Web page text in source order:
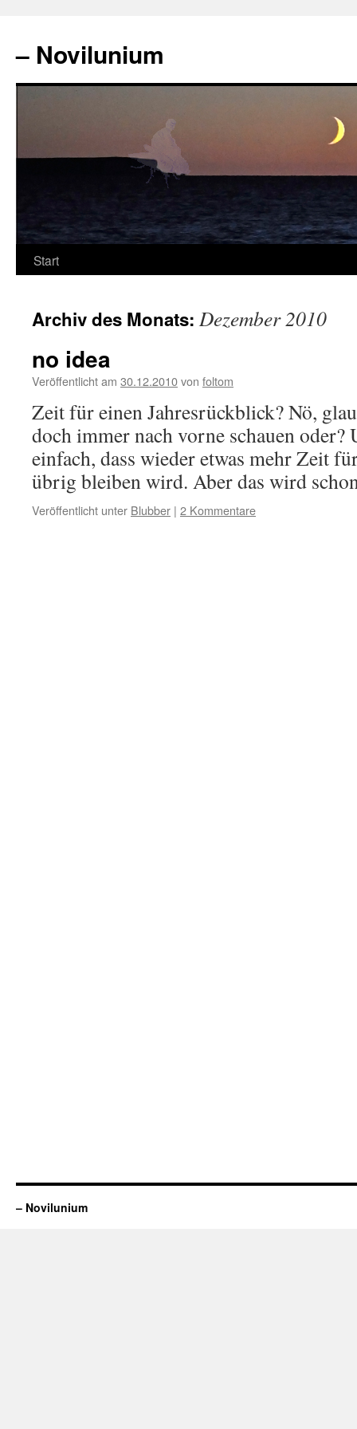
springen
– Novilunium
Start
Archiv des Monats: Dezember 2010
no idea
Veröffentlicht am 30.12.2010von foltom
Zeit für einen Jahresrückblick? Nö,
doch immer nach vorne schauen oder?
einfach, dass wieder etwas mehr Zeit
übrig bleiben wird. Aber das wird
Veröffentlicht unter Blubber | 2 Kommentare
– Novilunium